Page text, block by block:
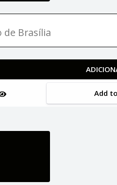
de Brasília
Add